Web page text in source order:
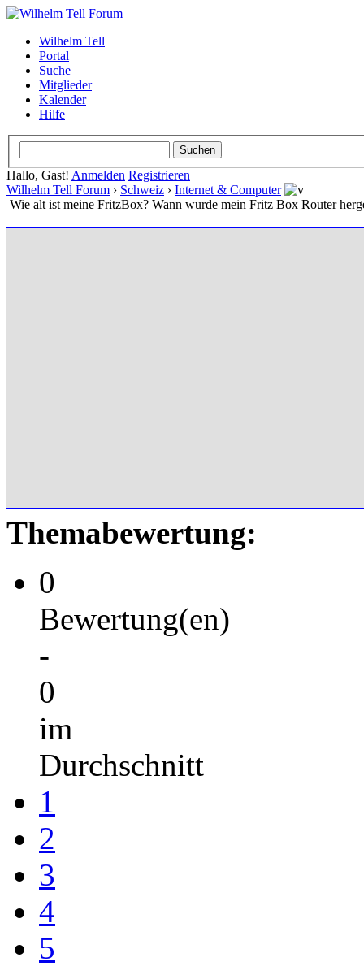
Wilhelm Tell
Portal
Suche
Mitglieder
Kalender
Hilfe
Hallo, Gast! Anmelden Registrieren
Wilhelm Tell Forum › Schweiz › Internet & Computer
Wie alt ist meine FritzBox? Wann wurde mein Fritz Box Router
Themabewertung:
0
Bewertung(en)
-
0
im
Durchschnitt
1
2
3
4
5